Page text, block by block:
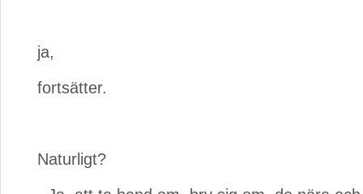
ja,
fortsätter.
Naturligt?